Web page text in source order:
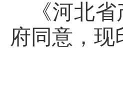
《河北
府同意，